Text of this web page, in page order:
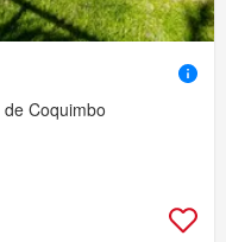
Coquimbo